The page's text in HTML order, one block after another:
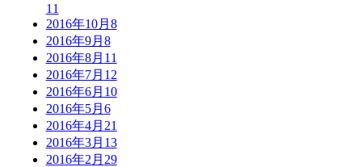
11
2016年10月 8
2016年9月 8
2016年8月 11
2016年7月 12
2016年6月 10
2016年5月 6
2016年4月 21
2016年3月 13
2016年2月 29